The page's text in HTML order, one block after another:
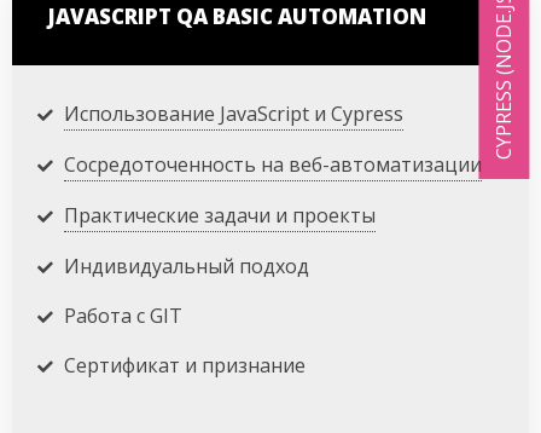
CYPRESS (NODE.JS)
JAVASCRIPT QA BASIC AUTOMATION
Использование JavaScript и Cypress
Сосредоточенность на веб-автоматизации
Практические задачи и проекты
Индивидуальный подход
Работа с GIT
Сертификат и признание